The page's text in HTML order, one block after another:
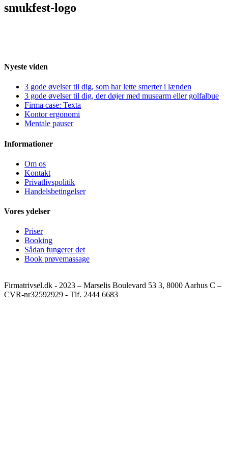
smukfest-logo
Nyeste viden
3 gode øvelser til dig, som har lette smerter i lænden
3 gode øvelser til dig, der døjer med musearm eller golfalbue
Firma case: Texta
Kontor ergonomi
Mentale pauser
Informationer
Om os
Kontakt
Privatlivspolitik
Handelsbetingelser
Vores ydelser
Priser
Booking
Sådan fungerer det
Book prøvemassage
Firmatrivsel.dk - 2023 – Marselis Boulevard 53 3, 8000 Aarhus C –
CVR-nr32592929 - Tlf. 2444 6683